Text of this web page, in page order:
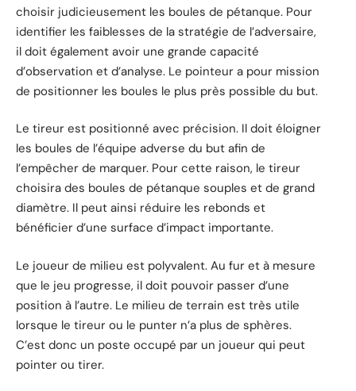
choisir judicieusement les boules de pétanque. Pour
identifier les faiblesses de la stratégie de l’adversaire,
il doit également avoir une grande capacité
d’observation et d’analyse. Le pointeur a pour mission
de positionner les boules le plus près possible du but.
Le tireur est positionné avec précision. Il doit éloigner
les boules de l’équipe adverse du but afin de
l’empêcher de marquer. Pour cette raison, le tireur
choisira des boules de pétanque souples et de grand
diamètre. Il peut ainsi réduire les rebonds et
bénéficier d’une surface d’impact importante.
Le joueur de milieu est polyvalent. Au fur et à mesure
que le jeu progresse, il doit pouvoir passer d’une
position à l’autre. Le milieu de terrain est très utile
lorsque le tireur ou le punter n’a plus de sphères.
C’est donc un poste occupé par un joueur qui peut
pointer ou tirer.